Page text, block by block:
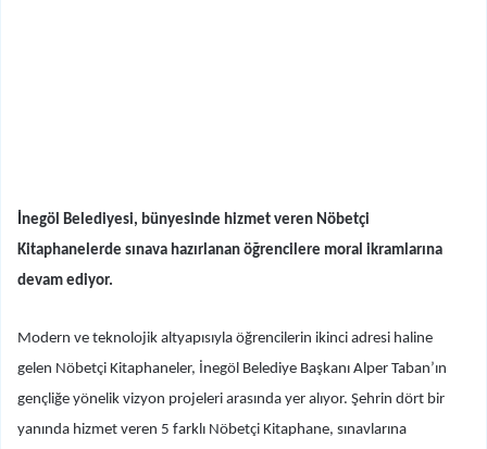
İnegöl Belediyesi, bünyesinde hizmet veren Nöbetçi
Kitaphanelerde sınava hazırlanan öğrencilere moral ikramlarına
devam ediyor.
Modern ve teknolojik altyapısıyla öğrencilerin ikinci adresi haline
gelen Nöbetçi Kitaphaneler, İnegöl Belediye Başkanı Alper Taban’ın
gençliğe yönelik vizyon projeleri arasında yer alıyor. Şehrin dört bir
yanında hizmet veren 5 farklı Nöbetçi Kitaphane, sınavlarına